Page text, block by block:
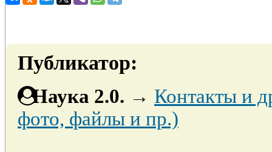
Публикатор:
Наука 2.0. → Контакты и
фото, файлы и пр.)